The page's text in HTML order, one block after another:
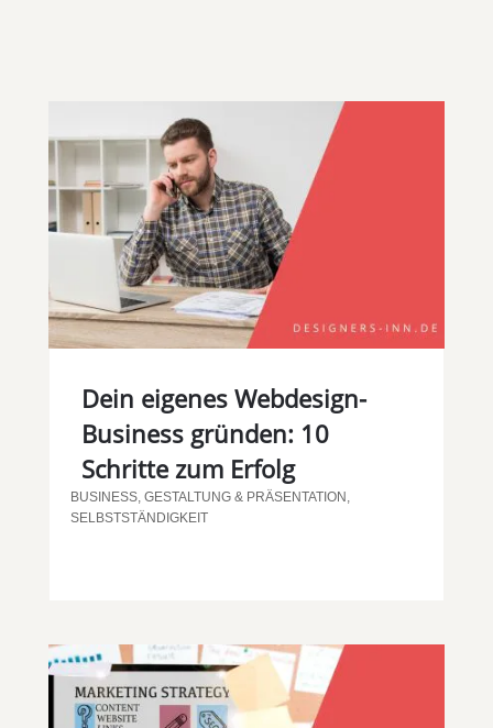
Dein eigenes Webdesign-
Business gründen: 10
Schritte zum Erfolg
BUSINESS, GESTALTUNG & PRÄSENTATION ,
SELBSTSTÄNDIGKEIT